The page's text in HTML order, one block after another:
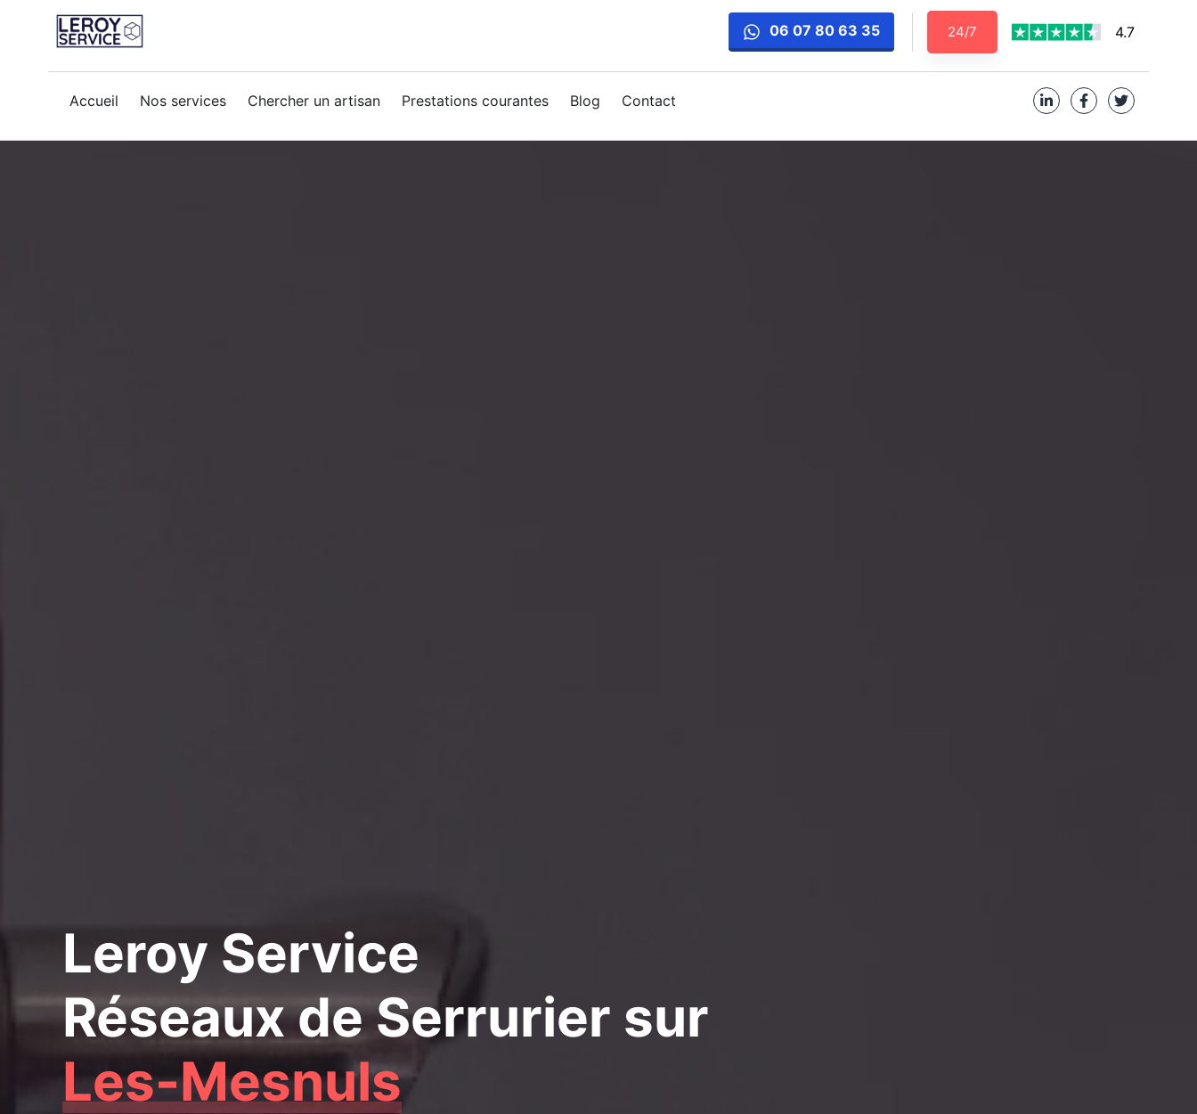
06 07 80 63 35 24/7 4.7
Accueil Nos services Chercher un artisan Prestations courantes Blog Contact
Leroy Service
Réseaux de Serrurier sur
Les-Mesnuls